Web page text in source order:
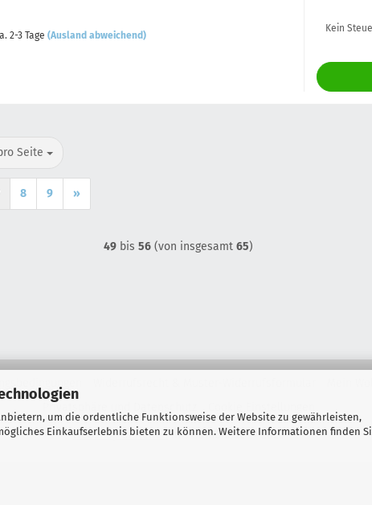
um die ordentliche Funktionsweise der Website zu gewährleisten,
Einkaufserlebnis bieten zu können. Weitere Informationen finden
2-3 Tage (Ausland abweichend)
Kein
Seite
Seite
8 9 »
49 bis 56 (von insgesamt 65)
Webshop erstellenmit Gambio.de © 2026